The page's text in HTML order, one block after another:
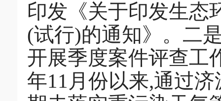
印发《关于印发生态
(试行)的通知》。二
开展季度案件评查工
年11月份以来,通过